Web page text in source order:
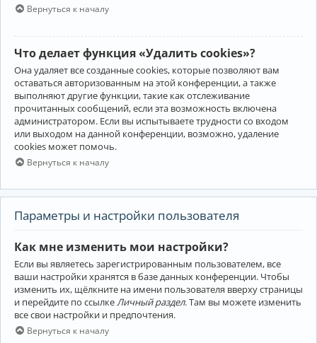
Вернуться к началу
Что делает функция «Удалить cookies»?
Она удаляет все созданные cookies, которые позволяют вам
оставаться авторизованным на этой конференции, а также
выполняют другие функции, такие как отслеживание
прочитанных сообщений, если эта возможность включена
администратором. Если вы испытываете трудности со входом
или выходом на данной конференции, возможно, удаление
cookies может помочь.
Вернуться к началу
Параметры и настройки пользователя
Как мне изменить мои настройки?
Если вы являетесь зарегистрированным пользователем, все
ваши настройки хранятся в базе данных конференции. Чтобы
изменить их, щёлкните на имени пользователя вверху страницы
и перейдите по ссылке Личный раздел. Там вы можете изменить
все свои настройки и предпочтения.
Вернуться к началу